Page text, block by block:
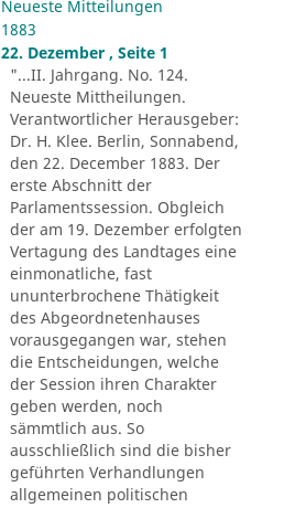
Neueste Mitteilungen
1883
22. Dezember , Seite 1
"...II. Jahrgang. No. 124.
Neueste Mittheilungen.
Verantwortlicher Herausgeber:
Dr. H. Klee. Berlin, Sonnabend,
den 22. December 1883. Der
erste Abschnitt der
Parlamentssession. Obgleich
der am 19. Dezember erfolgten
Vertagung des Landtages eine
einmonatliche, fast
ununterbrochene Thätigkeit
des Abgeordnetenhauses
vorausgegangen war, stehen
die Entscheidungen, welche
der Session ihren Charakter
geben werden, noch
sämmtlich aus. So
ausschließlich sind die bisher
geführten Verhandlungen
allgemeinen politischen